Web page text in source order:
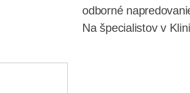
odborné
Na špecialistov v